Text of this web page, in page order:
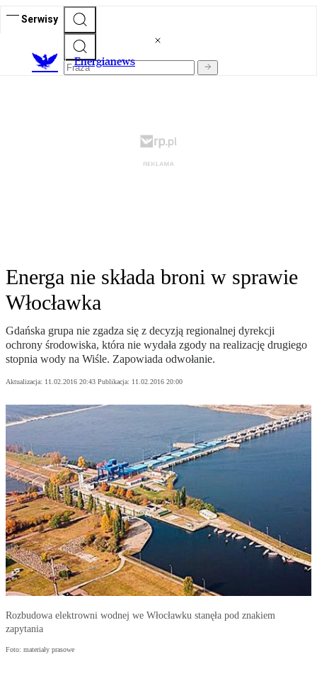
Serwisy
Energianews
Energa nie składa broni w sprawie
Włocławka
Gdańska grupa nie zgadza się z decyzją regionalnej dyrekcji
ochrony środowiska, która nie wydała zgody na realizację drugiego
stopnia wody na Wiśle. Zapowiada odwołanie.
Aktualizacja: 11.02.2016 20:43 Publikacja: 11.02.2016 20:00
Rozbudowa elektrowni wodnej we Włocławku stanęła pod znakiem
zapytania
Foto: materiały prasowe